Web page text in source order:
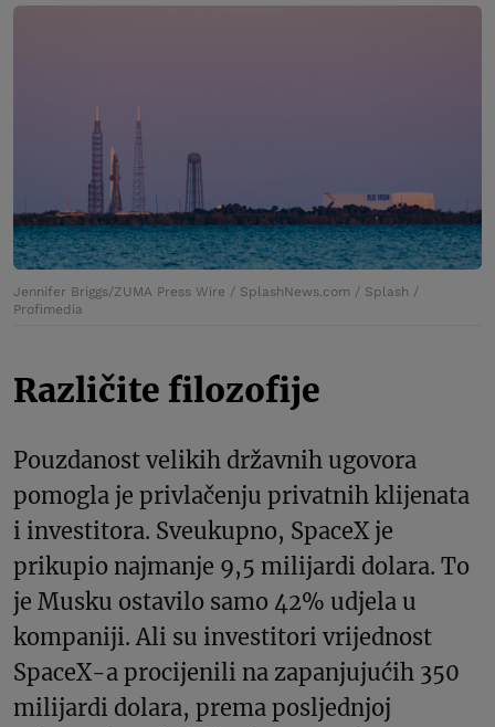
Jennifer Briggs/ZUMA Press Wire / SplashNews.com / Splash /
Profimedia
Različite filozofije
Pouzdanost velikih državnih ugovora
pomogla je privlačenju privatnih klijenata
i investitora. Sveukupno, SpaceX je
prikupio najmanje 9,5 milijardi dolara. To
je Musku ostavilo samo 42% udjela u
kompaniji. Ali su investitori vrijednost
SpaceX-a procijenili na zapanjujućih 350
milijardi dolara, prema posljednjoj